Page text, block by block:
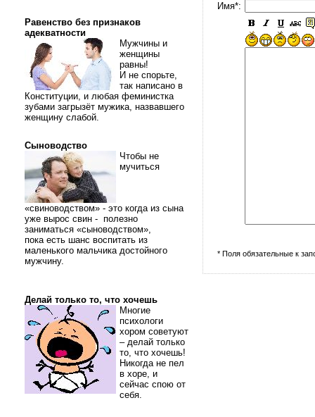
Равенство без признаков
адекватности
Мужчины и
женщины
равны!
И не спорьте,
так написано в
Конституции, и любая феминистка
зубами загрызёт мужика, назвавшего
женщину слабой.
Сыноводство
Чтобы не
мучиться
«свиноводством» - это когда из сына
уже вырос свин - полезно
заниматься «сыноводством»,
пока есть шанс воспитать из
маленького мальчика достойного
мужчину.
Делай только то, что хочешь
Многие
психологи
хором советуют
– делай только
то, что хочешь!
Никогда не пел
в хоре, и
сейчас спою от
себя.
Имя*:
* Поля обязательные к